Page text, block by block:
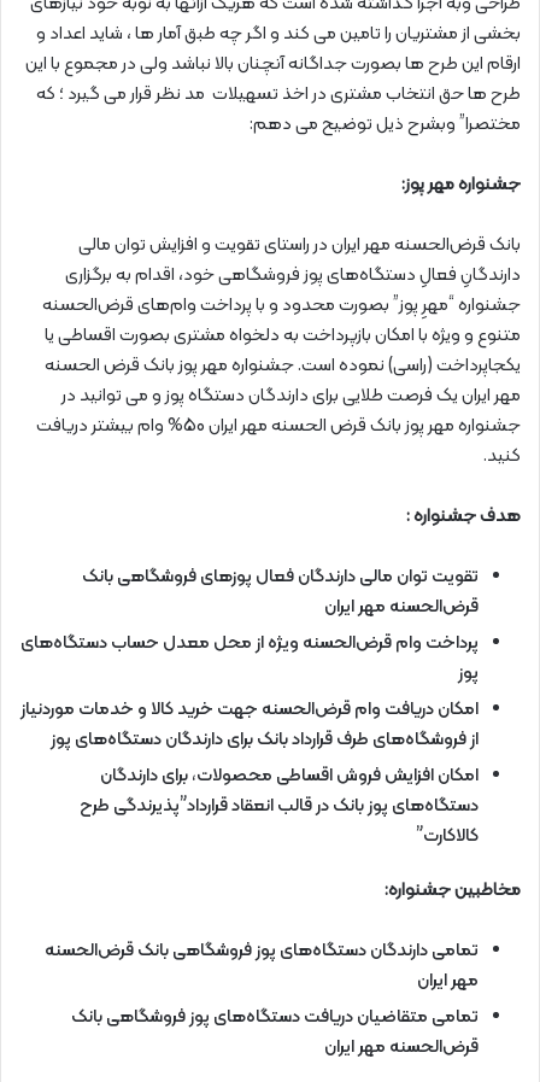
بخشی از مشتریان را تامین می کند و اگر چه طبق آمار ها ، شاید اعداد و
ارقام این طرح ها بصورت جداگانه آنچنان بالا نباشد ولی در مجموع با این
طرح ها حق انتخاب مشتری در اخذ تسهیلات مد نظر قرار می گیرد ؛ که
مختصرا” وبشرح ذیل توضیح می دهم:
جشنواره مهر پوز:
بانک قرض‌الحسنه مهر ایران در راستای تقویت و افزایش توان مالی
دارندگانِ فعالِ دستگاه‌های پوز فروشگاهی خود، اقدام به برگزاری
جشنواره “مهرِ پوز” بصورت محدود و با پرداخت وام‌های قرض‌الحسنه
متنوع و ویژه با امکان بازپرداخت به‌ دلخواه مشتری بصورت اقساطی یا
یکجاپرداخت (راسی) نموده است. جشنواره مهر پوز بانک قرض الحسنه
مهر ایران یک فرصت طلایی برای دارندگان دستگاه پوز و می توانید در
جشنواره مهر پوز بانک قرض الحسنه مهر ایران 50% وام بیشتر دریافت
کنید.
هدف جشنواره :
تقویت توان مالی دارندگان فعال پوزهای فروشگاهی بانک
قرض‌الحسنه مهر ایران
پرداخت وام قرض‌الحسنه ویژه از محل معدل حساب دستگاه‌های
پوز
امکان دریافت وام قرض‌الحسنه جهت خرید کالا و خدمات موردنیاز
از فروشگاه‌های طرف قرارداد بانک برای دارندگان دستگاه‌های پوز
امکان افزایش فروش اقساطی محصولات، برای دارندگان
دستگاه‌های پوز بانک در قالب انعقاد قرارداد”پذیرندگی طرح
کالاکارت”
مخاطبین جشنواره:
تمامی دارندگان دستگاه‌های پوز فروشگاهی بانک قرض‌الحسنه
مهر ایران
تمامی متقاضیان دریافت دستگاه‌های پوز فروشگاهی بانک
قرض‌الحسنه مهر ایران